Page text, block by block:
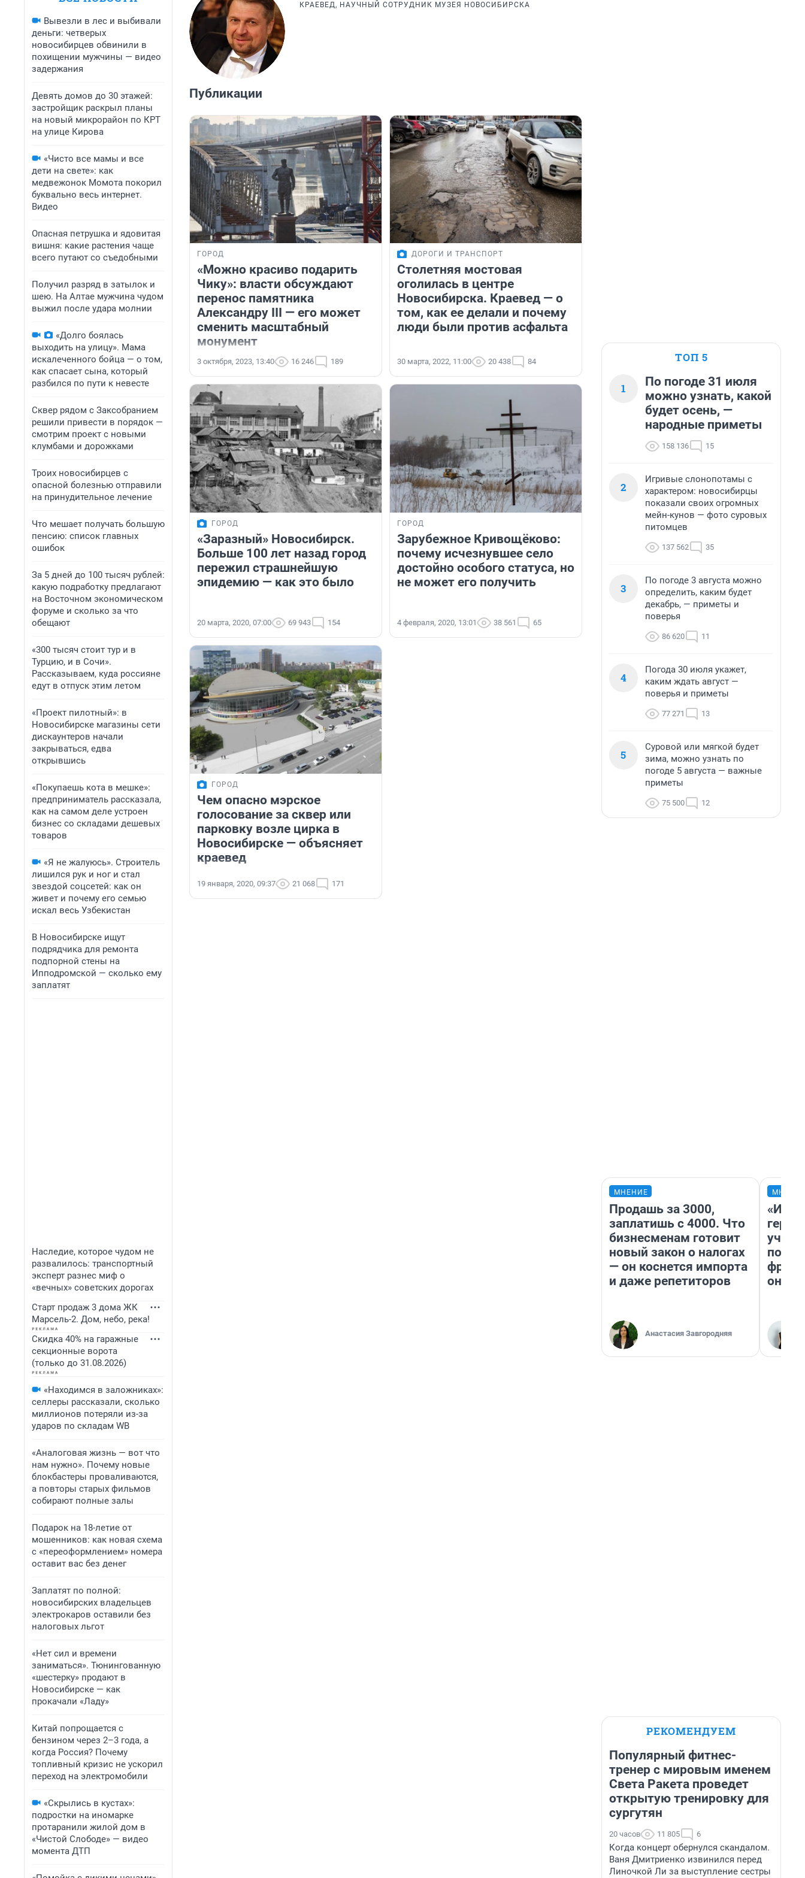
Вывезли в лес и выбивали
деньги: четверых
новосибирцев обвинили в
похищении мужчины — видео
задержания
Девять домов до 30 этажей:
застройщик раскрыл планы
на новый микрорайон по КРТ
на улице Кирова
«Чисто все мамы и все
дети на свете»: как
медвежонок Момота покорил
буквально весь интернет.
Видео
Опасная петрушка и ядовитая
вишня: какие растения чаще
всего путают со съедобными
Получил разряд в затылок и
шею. На Алтае мужчина чудом
выжил после удара молнии
«Долго боялась
выходить на улицу». Мама
искалеченного бойца — о том,
как спасает сына, который
разбился по пути к невесте
Сквер рядом с Заксобранием
решили привести в порядок —
смотрим проект с новыми
клумбами и дорожками
Троих новосибирцев с
опасной болезнью отправили
на принудительное лечение
Что мешает получать большую
пенсию: список главных
ошибок
За 5 дней до 100 тысяч рублей:
какую подработку предлагают
на Восточном экономическом
форуме и сколько за что
обещают
«300 тысяч стоит тур и в
Турцию, и в Сочи».
Рассказываем, куда россияне
едут в отпуск этим летом
«Проект пилотный»: в
Новосибирске магазины сети
дискаунтеров начали
закрываться, едва
открывшись
«Покупаешь кота в мешке»:
предприниматель рассказала,
как на самом деле устроен
бизнес со складами дешевых
товаров
«Я не жалуюсь». Строитель
лишился рук и ног и стал
звездой соцсетей: как он
живет и почему его семью
искал весь Узбекистан
В Новосибирске ищут
подрядчика для ремонта
подпорной стены на
Ипподромской — сколько ему
заплатят
Наследие, которое чудом не
развалилось: транспортный
эксперт разнес миф о
«вечных» советских дорогах
Старт продаж 3 дома ЖК
Марсель-2. Дом, небо, река!
Скидка 40% на гаражные
секционные ворота
(только до 31.08.2026)
«Находимся в заложниках»:
селлеры рассказали, сколько
миллионов потеряли из-за
ударов по складам WB
«Аналоговая жизнь — вот что
нам нужно». Почему новые
блокбастеры проваливаются,
а повторы старых фильмов
собирают полные залы
Подарок на 18-летие от
мошенников: как новая схема
с «переоформлением» номера
оставит вас без денег
Заплатят по полной:
новосибирских владельцев
электрокаров оставили без
налоговых льгот
«Нет сил и времени
заниматься». Тюнингованную
«шестерку» продают в
Новосибирске — как
прокачали «Ладу»
Китай попрощается с
бензином через 2–3 года, а
когда Россия? Почему
топливный кризис не ускорил
переход на электромобили
«Скрылись в кустах»:
подростки на иномарке
протаранили жилой дом в
«Чистой Слободе» — видео
момента ДТП
КРАЕВЕД, НАУЧНЫЙ СОТРУДНИК МУЗЕЯ НОВОСИБИРСКА
Публикации
ГОРОД
«Можно красиво подарить
Чику»: власти обсуждают
перенос памятника
Александру III — его может
сменить масштабный
монумент
3 октября, 2023, 13:40 16 246 189
ДОРОГИ И ТРАНСПОРТ
Столетняя мостовая
оголилась в центре
Новосибирска. Краевед — о
том, как ее делали и почему
люди были против асфальта
30 марта, 2022, 11:00 20 438 84
ГОРОД
«Заразный» Новосибирск.
Больше 100 лет назад город
пережил страшнейшую
эпидемию — как это было
20 марта, 2020, 07:00 69 943 154
ГОРОД
Зарубежное Кривощёково:
почему исчезнувшее село
достойно особого статуса, но
не может его получить
4 февраля, 2020, 13:01 38 561 65
ГОРОД
Чем опасно мэрское
голосование за сквер или
парковку возле цирка в
Новосибирске — объясняет
краевед
19 января, 2020, 09:37 21 068 171
ТОП 5
1
По погоде 31 июля
можно узнать, какой
будет осень, —
народные приметы
158 136 15
2
Игривые слонопотамы с
характером: новосибирцы
показали своих огромных
мейн-кунов — фото суровых
питомцев
137 562 35
3
По погоде 3 августа можно
определить, каким будет
декабрь, — приметы и
поверья
86 620 11
4
Погода 30 июля укажет,
каким ждать август —
поверья и приметы
77 271 13
5
Суровой или мягкой будет
зима, можно узнать по
погоде 5 августа — важные
приметы
75 500 12
МНЕНИЕ
Продашь за 3000,
заплатишь с 4000. Что
бизнесменам готовит
новый закон о налогах
— он коснется импорта
и даже репетиторов
Анастасия Завгородняя
учит
она
РЕКОМЕНДУЕМ
Популярный фитнес-
тренер с мировым именем
Света Ракета проведет
открытую тренировку для
сургутян
20 часов 11 805 6
Когда концерт обернулся скандалом.
Ваня Дмитриенко извинился перед
Линочкой Ли за выступление сестры